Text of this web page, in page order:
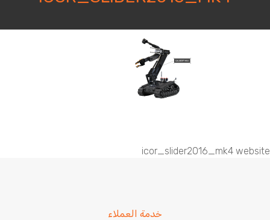
icor_slider2016_mk4 website
خدمة العملاء